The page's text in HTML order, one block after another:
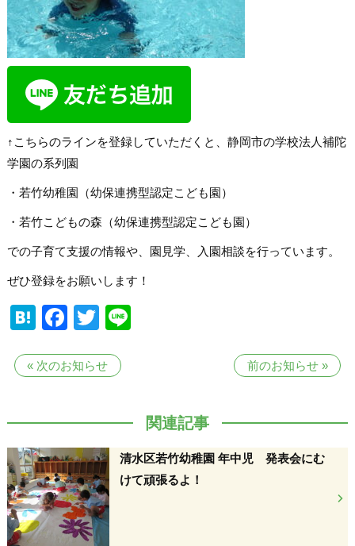
↑こちらのラインを登録していただくと、静岡市の学校法人補陀
学園の系列園
・若竹幼稚園（幼保連携型認定こども園）
・若竹こどもの森（幼保連携型認定こども園）
での子育て支援の情報や、園見学、入園相談を行っています。
ぜひ登録をお願いします！
Hatena
Facebook
Twitter
前のお知らせ»
« 次のお知らせ
関連記事
清水区若竹幼稚園 年中児 発表会にむ
けて頑張るよ！